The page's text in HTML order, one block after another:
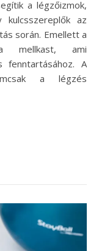
a légzőizmok,
az
során. Emellett a
mellkast, ami
fenntartásához. A
a légzés